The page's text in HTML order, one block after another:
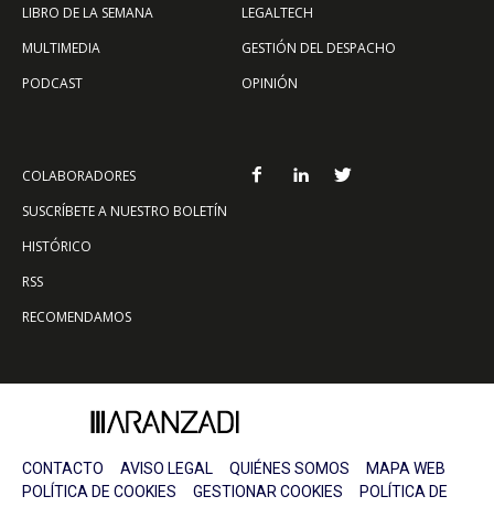
LIBRO DE LA SEMANA
MULTIMEDIA
PODCAST
LEGALTECH
GESTIÓN DEL DESPACHO
OPINIÓN
COLABORADORES
SUSCRÍBETE A NUESTRO BOLETÍN
HISTÓRICO
RSS
RECOMENDAMOS
CONTACTO AVISO LEGAL QUIÉNES SOMOS
MAPA WEB
POLÍTICA DE COOKIES
GESTIONAR COOKIES
POLÍTICA DE